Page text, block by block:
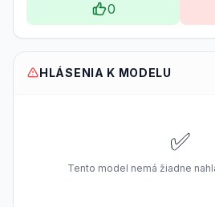
0
HLÁSENIA K MODELU
✅
Tento model nemá žiadne